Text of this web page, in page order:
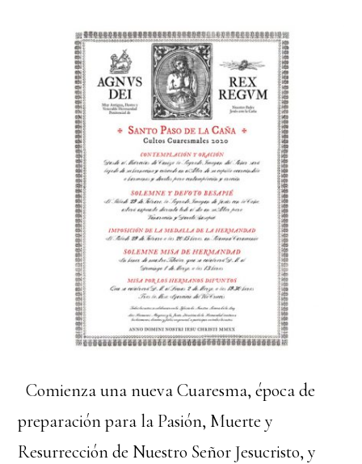
Comienza una nueva Cuaresma, época de
preparación para la Pasión, Muerte y
Resurrección de Nuestro Señor Jesucristo, y